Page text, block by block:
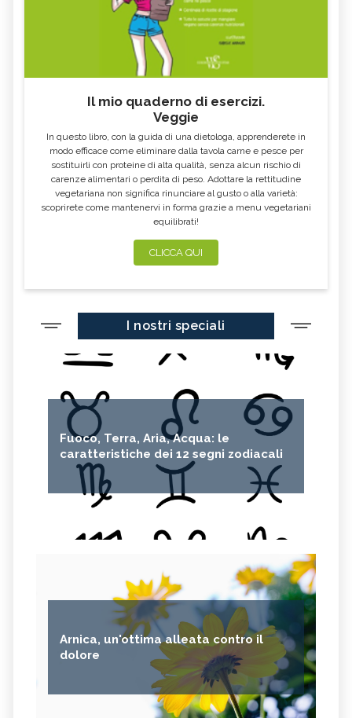
Il mio quaderno di esercizi.
Veggie
In questo libro, con la guida di una dietologa, apprenderete in
modo efficace come eliminare dalla tavola carne e pesce per
sostituirli con proteine di alta qualità, senza alcun rischio di
carenze alimentari o perdita di peso. Adottare la rettitudine
vegetariana non significa rinunciare al gusto o alla varietà:
scoprirete come mantenervi in forma grazie a menu vegetariani
equilibrati!
CLICCA QUI
I nostri speciali
Fuoco, Terra, Aria, Acqua: le
caratteristiche dei 12 segni zodiacali
Arnica, un'ottima alleata contro il
dolore